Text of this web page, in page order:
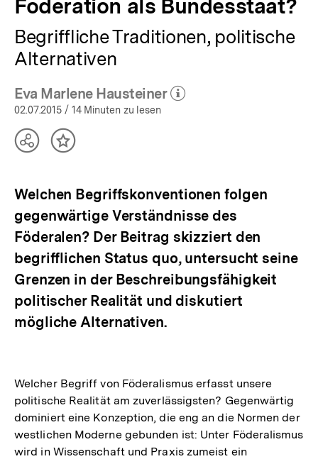
Föderation als Bundesstaat?
Begriffliche Traditionen, politische
Alternativen
Eva Marlene Hausteiner
(Mehr zum Autor)
02.07.2015 / 14 Minuten zu lesen
TeilenInhalt
Welchen Begriffskonventionen folgen
gegenwärtige Verständnisse des
Föderalen? Der Beitrag skizziert den
begrifflichen Status quo, untersucht seine
Grenzen in der Beschreibungsfähigkeit
politischer Realität und diskutiert
mögliche Alternativen.
Welcher Begriff von Föderalismus erfasst unsere
politische Realität am zuverlässigsten? Gegenwärtig
dominiert eine Konzeption, die eng an die Normen der
westlichen Moderne gebunden ist: Unter Föderalismus
wird in Wissenschaft und Praxis zumeist ein